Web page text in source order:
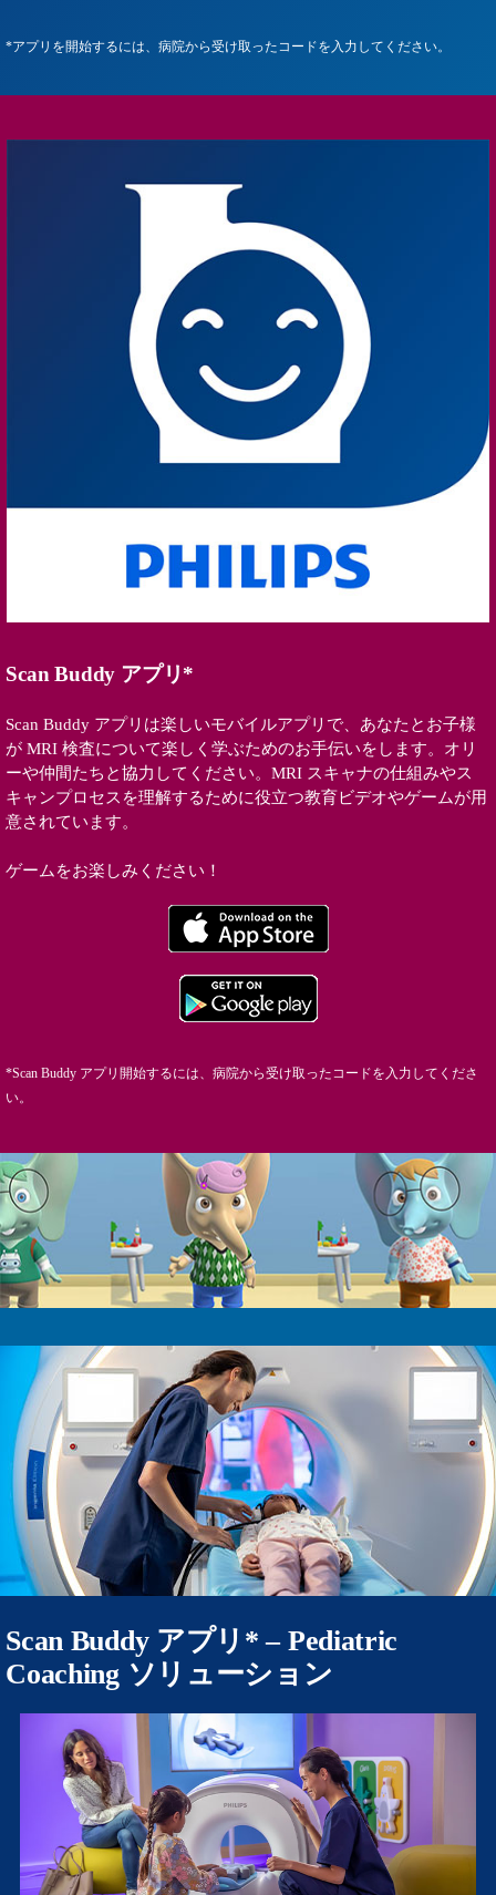
*アプリを開始するには、病院から受け取ったコードを入力してください。
Scan Buddy アプリ*
Scan Buddy アプリは楽しいモバイルアプリで、あなたとお子様
が MRI 検査について楽しく学ぶためのお手伝いをします。オリ
ーや仲間たちと協力してください。MRI スキャナの仕組みやス
キャンプロセスを理解するために役立つ教育ビデオやゲームが用
意されています。
ゲームをお楽しみください！
*Scan Buddy アプリ開始するには、病院から受け取ったコードを入力してくださ
い。
Scan Buddy アプリ* – Pediatric
Coaching ソリューション